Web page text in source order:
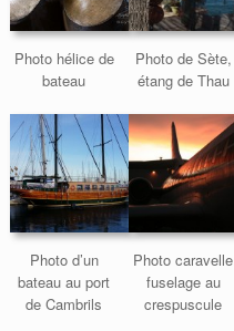
Photo hélice de
bateau
Photo de Sète,
étang de Thau
Photo d’un
bateau au port
de Cambrils
Photo caravelle
fuselage au
crespuscule